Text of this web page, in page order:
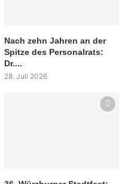
Nach zehn Jahren an der
Spitze des Personalrats:
Dr....
28. Juli 2026